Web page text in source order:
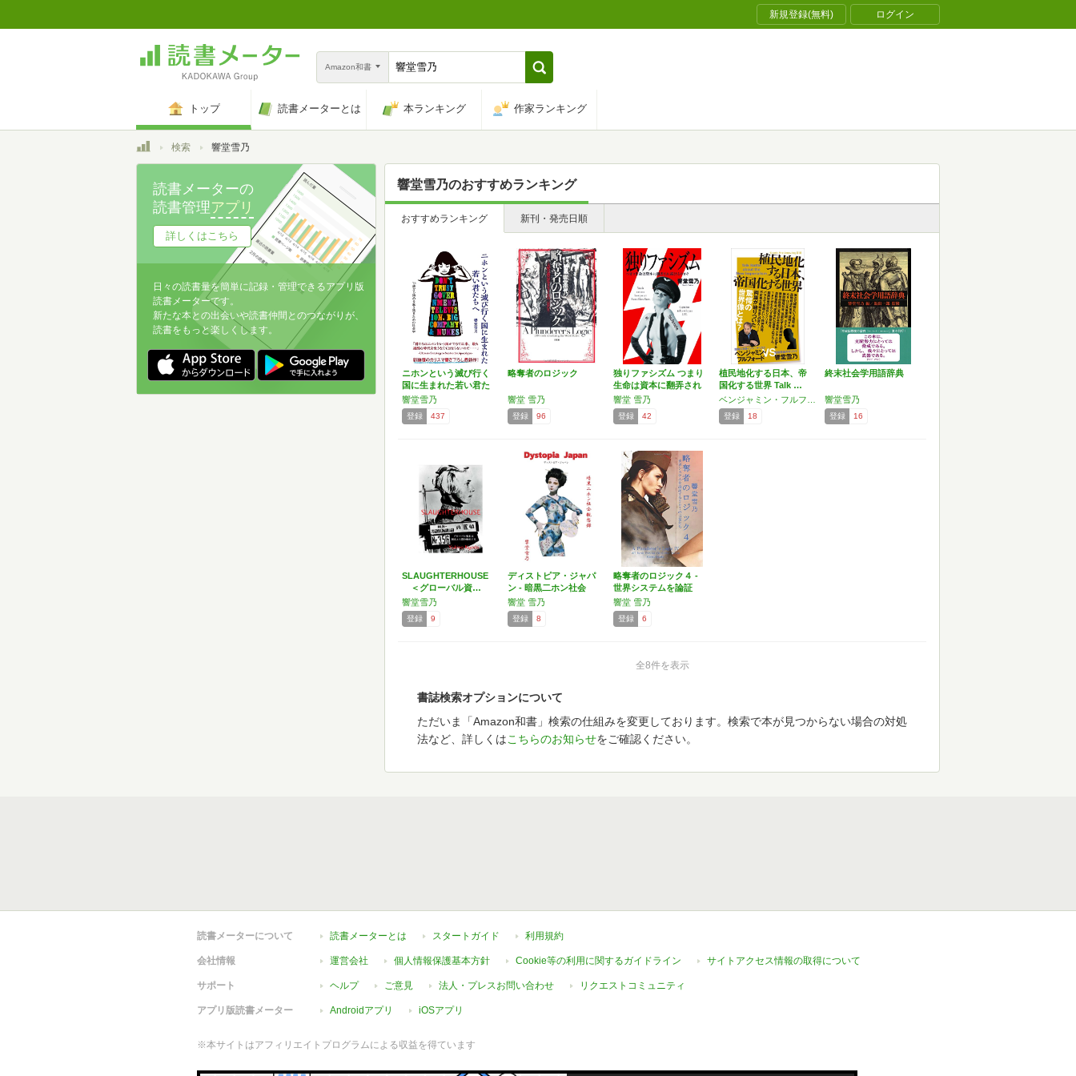
新規登録(無料) ログイン
Amazon和書
トップ 読書メーターとは 本ランキング 作家ランキング
トップ検索 響堂雪乃
響堂雪乃のおすすめランキング
おすすめランキング 新刊・発売日順
ニホンという滅び行く
国に生まれた若い君た
ちへ…
響堂雪乃
登録 437
略奪者のロジック
響堂 雪乃
登録 96
独りファシズム つまり
生命は資本に翻弄され
続…
響堂 雪乃
登録 42
植民地化する日本、帝
国化する世界 Talk …
登録 18
終末社会学用語辞典
響堂雪乃
登録 16
SLAUGHTERHOUSE
＜グローバル資…
響堂雪乃
登録 9
ディストピア・ジャパ
ン - 暗黒二ホン社会
観…
響堂 雪乃
登録 8
略奪者のロジック４ -
世界システムを論証
す…
響堂 雪乃
登録 6
全8件を表示
書誌検索オプションについて
ただいま「Amazon和書」検索の仕組みを変更しております。検索で本が見つからない場合の対処
法など、詳しくはこちらのお知らせをご確認ください。
読書メーターの
読書管理アプリ
詳しくはこちら
日々の読書量を簡単に記録・管理できるアプリ版
読書メーターです。
新たな本との出会いや読書仲間とのつながりが、
読書をもっと楽しくします。
読書メーターについて 読書メーターとは スタートガイド 利用規約
会社情報 運営会社 個人情報保護基本方針 Cookie等の利用に関するガイドライン サイトアクセス情報の取得について
サポート ヘルプ ご意見 法人・プレスお問い合わせ リクエストコミュニティ
アプリ版読書メーター Androidアプリ iOSアプリ
※本サイトはアフィリエイトプログラムによる収益を得ています